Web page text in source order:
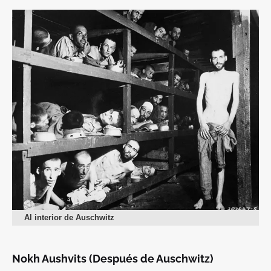
Al interior de Auschwitz
Nokh Aushvits (Después de Auschwitz)